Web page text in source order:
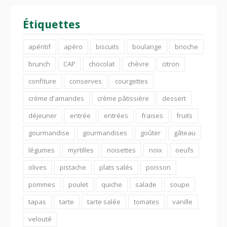
Étiquettes
apéritif apéro biscuits boulange
brioche
brunch
CAP chocolat chèvre
citron
confiture
conserves
courgettes
crème d'amandes
crème pâtissière
dessert
déjeuner
entrée entrées fraises
fruits
gourmandise
gourmandises goûter
gâteau
légumes
myrtilles noisettes noix
oeufs
olives
pistache plats salés
poisson
pommes
poulet quiche salade
soupe
tapas
tarte tarte salée tomates
vanille
velouté